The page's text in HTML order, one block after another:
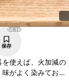
14.1K
保存
使えば、火加減の
がよく染みておい